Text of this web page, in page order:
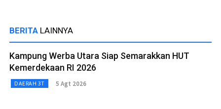
BERITA LAINNYA
Kampung Werba Utara Siap Semarakkan HUT
Kemerdekaan RI 2026
DAERAH 3T 5 Agt 2026